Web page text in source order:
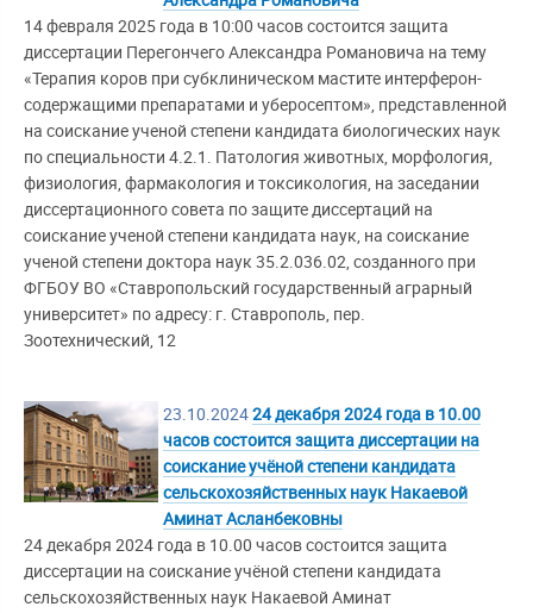
14 февраля 2025 года в 10:00 часов состоится защита
диссертации Перегончего Александра Романовича на тему
«Терапия коров при субклиническом мастите интерферон-
содержащими препаратами и уберосептом», представленной
на соискание ученой степени кандидата биологических наук
по специальности 4.2.1. Патология животных, морфология,
физиология, фармакология и токсикология, на заседании
диссертационного совета по защите диссертаций на
соискание ученой степени кандидата наук, на соискание
ученой степени доктора наук 35.2.036.02, созданного при
ФГБОУ ВО «Ставропольский государственный аграрный
университет» по адресу: г. Ставрополь, пер.
Зоотехнический, 12
23.10.202424 декабря 2024 года в 10.00
часов состоится защита диссертации на
соискание учёной степени кандидата
сельскохозяйственных наук Накаевой
Аминат Асланбековны
24 декабря 2024 года в 10.00 часов состоится защита
диссертации на соискание учёной степени кандидата
сельскохозяйственных наук Накаевой Аминат